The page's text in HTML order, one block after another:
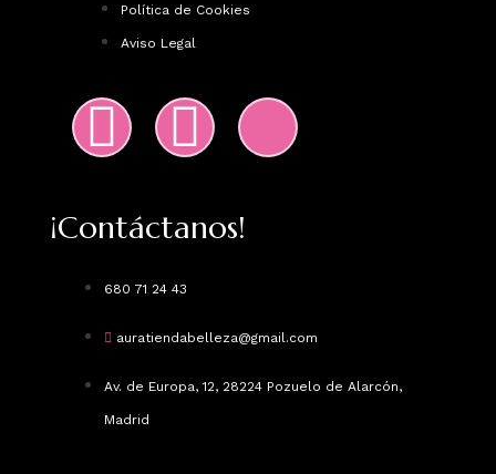
¡Contáctanos!
680 71 24 43
auratiendabelleza@gmail.com
Av. de Europa, 12, 28224 Pozuelo de Alarcón,
Madrid
Política de Cookies
Aviso Legal